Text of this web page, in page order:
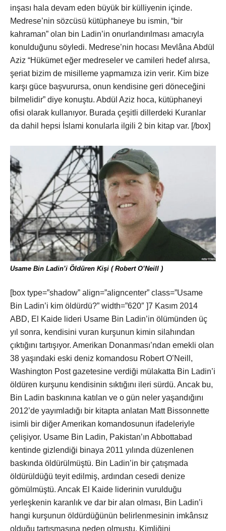
inşası hala devam eden büyük bir külliyenin içinde.
Medrese’nin sözcüsü kütüphaneye bu ismin, “bir
kahraman” olan bin Ladin’in onurlandırılması amacıyla
konulduğunu söyledi. Medrese’nin hocası Mevlâna Abdül
Aziz “Hükümet eğer medreseler ve camileri hedef alırsa,
şeriat bizim de misilleme yapmamıza izin verir. Kim bize
karşı güce başvurursa, onun kendisine geri döneceğini
bilmelidir” diye konuştu. Abdül Aziz hoca, kütüphaneyi
ofisi olarak kullanıyor. Burada çeşitli dillerdeki Kuranlar
da dahil hepsi İslami konularla ilgili 2 bin kitap var. [/box]
Usame Bin Ladin’i Öldüren Kişi ( Robert O’Neill )
[box type=”shadow” align=”aligncenter” class=”Usame
Bin Ladin’i kim öldürdü?” width=”620″ ]7 Kasım 2014
ABD, El Kaide lideri Usame Bin Ladin’in ölümünden üç
yıl sonra, kendisini vuran kurşunun kimin silahından
çıktığını tartışıyor. Amerikan Donanması’ndan emekli olan
38 yaşındaki eski deniz komandosu Robert O’Neill,
Washington Post gazetesine verdiği mülakatta Bin Ladin’i
öldüren kurşunu kendisinin sıktığını ileri sürdü. Ancak bu,
Bin Ladin baskınına katılan ve o gün neler yaşandığını
2012’de yayımladığı bir kitapta anlatan Matt Bissonnette
isimli bir diğer Amerikan komandosunun ifadeleriyle
çelişiyor. Usame Bin Ladin, Pakistan’ın Abbottabad
kentinde gizlendiği binaya 2011 yılında düzenlenen
baskında öldürülmüştü. Bin Ladin’in bir çatışmada
öldürüldüğü teyit edilmiş, ardından cesedi denize
gömülmüştü. Ancak El Kaide liderinin vurulduğu
yerleşkenin karanlık ve dar bir alan olması, Bin Ladin’i
hangi kurşunun öldürdüğünün belirlenmesinin imkânsız
olduğu tartışmasına neden olmuştu. Kimliğini